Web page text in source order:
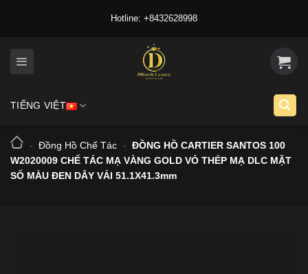
Hotline: +8432628998
TIẾNG VIỆT
- Đồng Hồ Chế Tác - ĐỒNG HỒ CARTIER SANTOS 100
W2020009 CHẾ TÁC MẠ VÀNG GOLD VỎ THÉP MẠ DLC MẶT
SỐ MÀU ĐEN DÂY VẢI 51.1X41.3mm